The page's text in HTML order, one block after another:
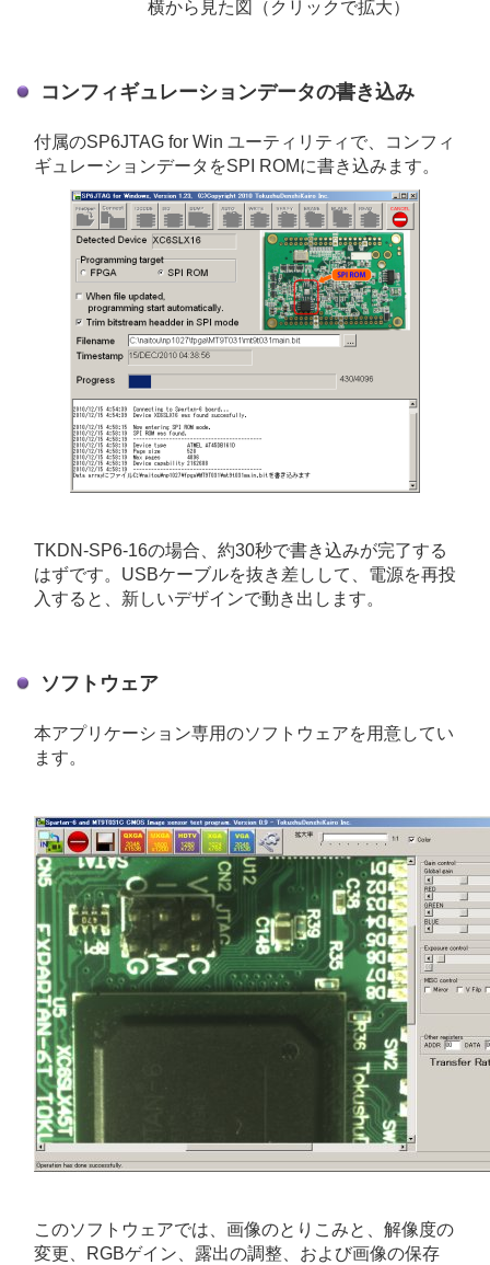
横から見た図（クリックで拡大）
コンフィギュレーションデータの書き込み
付属のSP6JTAG for Win ユーティリティで、コンフィ
ギュレーションデータをSPI ROMに書き込みます。
TKDN-SP6-16の場合、約30秒で書き込みが完了する
はずです。USBケーブルを抜き差しして、電源を再投
入すると、新しいデザインで動き出します。
ソフトウェア
本アプリケーション専用のソフトウェアを用意してい
ます。
このソフトウェアでは、画像のとりこみと、解像度の
変更、RGBゲイン、露出の調整、および画像の保存